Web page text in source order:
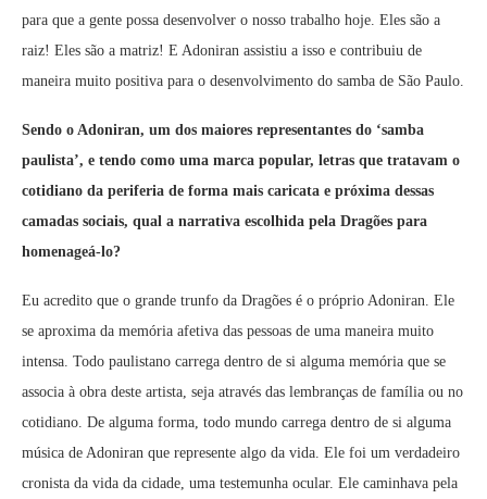
para que a gente possa desenvolver o nosso trabalho hoje. Eles são a
raiz! Eles são a matriz! E Adoniran assistiu a isso e contribuiu de
maneira muito positiva para o desenvolvimento do samba de São Paulo.
Sendo o Adoniran, um dos maiores representantes do ‘samba
paulista’, e tendo como uma marca popular, letras que tratavam o
cotidiano da periferia de forma mais caricata e próxima dessas
camadas sociais, qual a narrativa escolhida pela Dragões para
homenageá-lo?
Eu acredito que o grande trunfo da Dragões é o próprio Adoniran. Ele
se aproxima da memória afetiva das pessoas de uma maneira muito
intensa. Todo paulistano carrega dentro de si alguma memória que se
associa à obra deste artista, seja através das lembranças de família ou no
cotidiano. De alguma forma, todo mundo carrega dentro de si alguma
música de Adoniran que represente algo da vida. Ele foi um verdadeiro
cronista da vida da cidade, uma testemunha ocular. Ele caminhava pela